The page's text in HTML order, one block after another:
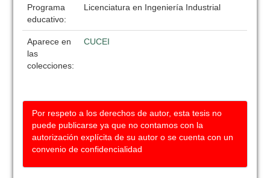
Programa
educativo:
Licenciatura en Ingeniería Industrial
Aparece en
las
colecciones:
CUCEI
Por respeto a los derechos de autor, esta tesis no
puede publicarse ya que no contamos con la
autorización explícita de su autor o se cuenta con un
convenio de confidencialidad